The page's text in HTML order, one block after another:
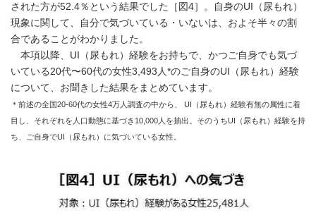
された方が52.4％という結果でした［図4］。自身のUI（尿もれ）
現象に関して、自分で気づいている・いないは、およそ半々の割
合であることがわかりました。
本項以降、UI（尿もれ）経験をお持ちで、かつご自身でも気づ
いている20代〜60代の女性3,493人*のご自身のUI（尿もれ）経験
について、お聞きした結果をまとめています。
＊前述の全国20-60代の女性4万人調査の中から、 UI（尿もれ）経験有無の属性に着
目し、それぞれを人口動態に基づき10,000人を抽出。そのうちUI（尿もれ）経験を持
ち、ご自身でUI（尿もれ）に気づいている女性。